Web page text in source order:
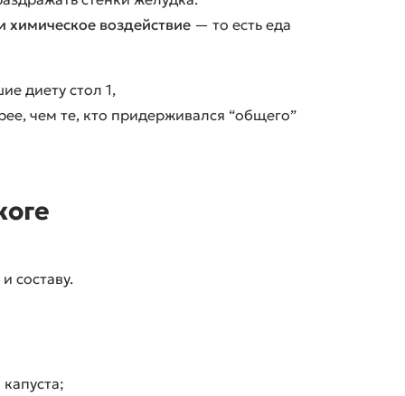
химическое воздействие — то есть еда
диету стол 1,
чем те, кто придерживался “общего”
составу.